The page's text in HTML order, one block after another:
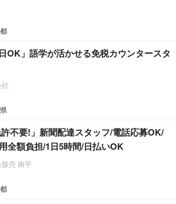
OK」語学が活かせる免税カウンタースタ
許不要!」新聞配達スタッフ/電話応募OK/
全額負担/1日5時間/日払いOK
売 南平